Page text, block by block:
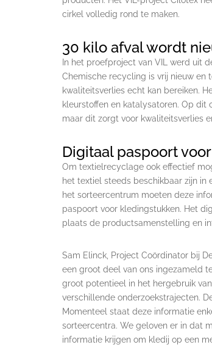
cirkel volledig rond te maken.
30 kilo afval wordt
In het proefproject van VIL werd uit
Chemische recycling is vrij nieuw en
kwaliteitsverlies echt kan bereiken.
kleurstoffen en katalysatoren. Op
maar dit zorgt voor kwaliteitsverlies
Digitaal paspoort
Om textielrecyclage ook effectief
het textiel steeds beschikbaar zijn
het sorteercentrum moeten deze
paspoort voor kledingstukken. Het
plaats de productsamenstelling en
Sam Elinck, Project Coördinator bij
een groot deel van ons ingezameld
groot potentieel in het hergebruik
verschillende onderzoekstrajecten.
Momenteel staat deze informatie
sorteercentra. We geloven er in dat
informatie krijgen om kledij op een